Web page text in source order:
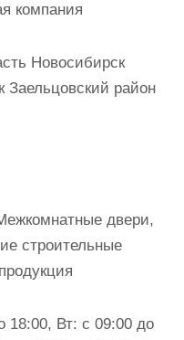
компания
Новосибирск
Заельцовский район
двери,
строительные
18:00, Вт: с 09:00 до